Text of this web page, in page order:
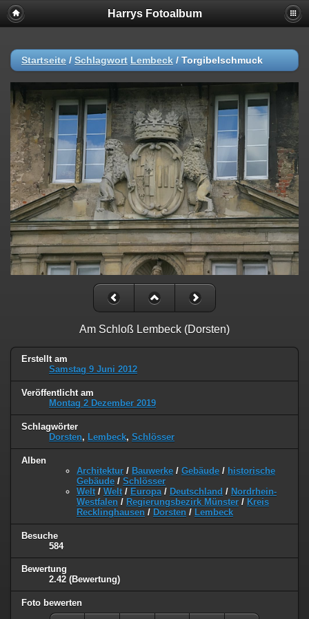
Harrys Fotoalbum
Startseite / Schlagwort Lembeck / Torgibelschmuck
Am Schloß Lembeck (Dorsten)
Erstellt am
Samstag 9 Juni 2012
Veröffentlicht am
Montag 2 Dezember 2019
Schlagwörter
Dorsten, Lembeck, Schlösser
Alben
Architektur / Bauwerke / Gebäude / historische
Gebäude / Schlösser
Welt / Welt / Europa / Deutschland / Nordrhein-
Westfalen / Regierungsbezirk Münster / Kreis
Recklinghausen / Dorsten / Lembeck
Besuche
584
Bewertung
2.42 (Bewertung)
Foto bewerten